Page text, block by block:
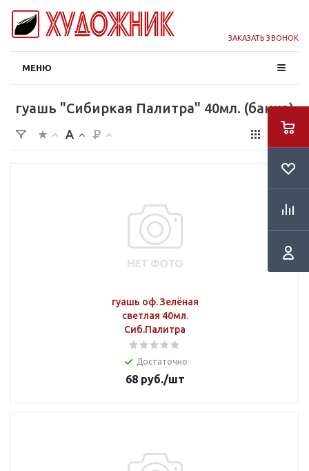
ЗАКАЗАТЬ ЗВОНОК
МЕНЮ
гуашь "Сибиркая Палитра" 40мл. (банка)
гуашь оф. Зелёная
светлая 40мл.
Сиб.Палитра
Достаточно
68руб./шт